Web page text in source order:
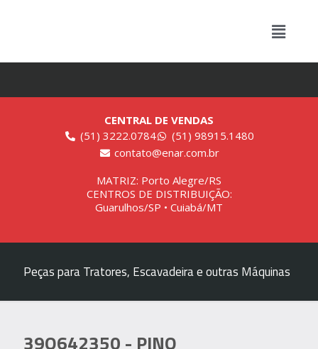
CENTRAL DE VENDAS
(51) 3222.0784
(51) 98915.1480
contato@enar.com.br
MATRIZ: Porto Alegre/RS
CENTROS DE DISTRIBUIÇÃO:
Guarulhos/SP • Cuiabá/MT
Peças para Tratores, Escavadeira e outras Máquinas
39Q642350 - PINO